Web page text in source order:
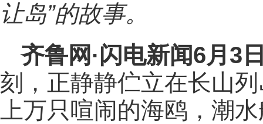
让岛”的故事。
齐鲁网·闪电新闻6月3
刻，正静静伫立在长山
上万只喧闹的海鸥，潮